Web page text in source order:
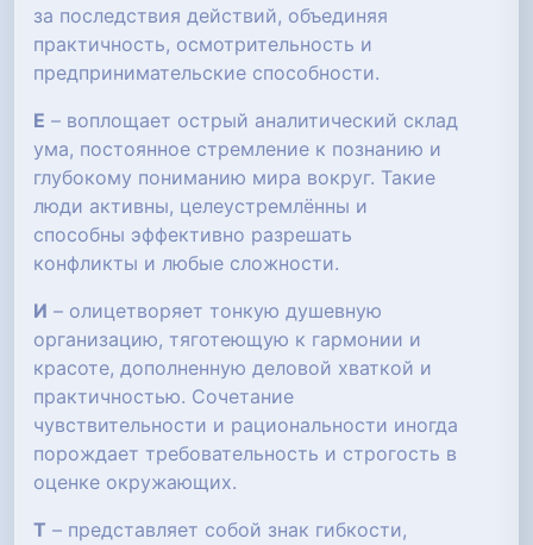
за последствия действий, объединяя
практичность, осмотрительность и
предпринимательские способности.
Е – воплощает острый аналитический склад
ума, постоянное стремление к познанию и
глубокому пониманию мира вокруг. Такие
люди активны, целеустремлённы и
способны эффективно разрешать
конфликты и любые сложности.
И – олицетворяет тонкую душевную
организацию, тяготеющую к гармонии и
красоте, дополненную деловой хваткой и
практичностью. Сочетание
чувствительности и рациональности иногда
порождает требовательность и строгость в
оценке окружающих.
Т – представляет собой знак гибкости,